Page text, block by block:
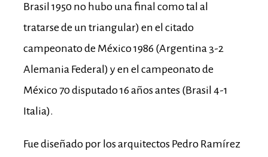
Brasil 1950 no hubo una final como tal al
tratarse de un triangular) en el citado
campeonato de México 1986 (Argentina 3-2
Alemania Federal) y en el campeonato de
México 70 disputado 16 años antes (Brasil 4-1
Italia).
Fue diseñado por los arquitectos Pedro Ramírez